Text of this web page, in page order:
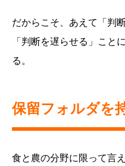
だからこそ、あえて「判
「判断を遅らせる」こと
る。
保留フォルダを
食と農の分野に限って言